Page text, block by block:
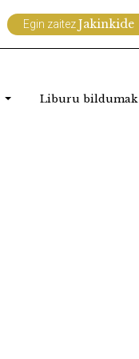
Egin zaitezJakinkide
Liburu bildumak